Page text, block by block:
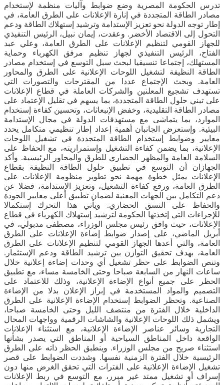
تدرس الحكومة المصرية وضع ضوابط وآليات منظمة لإستخدام
مصادر الطاقة المتجددة في إنارة الإعلانات على الطرق العامة، في
إطار توجه الدولة نحو تعزيز الإستدامة وترشيد إستهلاك الطاقة ودعم
التحول إلى الاقتصاد الأخضر. وعقدت، إيمان نبيل، الرئيس التنفيذي
للجهاز القومي لتنظيم الإعلانات على الطرق العامة، وعلي عبد
الفتاح، الرئيس التنفيذي لجهاز تنظيم مرفق الكهرباء وحماية
المستهلك، إجتماعا تنسيقيا لبحث سبل التوسع في إستخدام مصادر
الطاقة النظيفة لتشغيل اللوحات الإعلانية على الطرق والمحاور
العامة. وبحث الإجتماع عددا من المقترحات والتصورات التي
تستهدف تشجيع المعلنين والشركات العاملة في قطاع الإعلانات
على تبني حلول الطاقة المتجددة، بما يسهم في تقليل الإعتماد على
مصادر الطاقة التقليدية، وخفض الإنبعاثات، وتحسين كفاءة إستخدام
الموارد، بما يتماشى مع مستهدفات الدولة في مجال الإستدامة
البيئية. وإستعرض الجانبان أهمية إعداد إطار تنظيمي متكامل يحدد
معايير وضوابط إستخدام الطاقة المتجددة في تشغيل اللوحات
الإعلانية، بما يضمن كفاءة التشغيل وإستمراريته، مع الحفاظ على
السلامة العامة والمظهر الحضاري للطرق والمحاور الرئيسية. وأكد
الجهازان أن التوسع في تطبيق حلول الطاقة النظيفة بقطاع
الإعلانات يمثل خطوة مهمة نحو تطوير منظومة الإعلانات على
الطرق العامة، ورفع كفاءة التشغيل، وتعزيز الإستدامة، فضلا عن
دعم التكامل بين الجهات المعنية لضمان تطبيق أعلى معايير الجودة
والحفاظ على النسق الحضاري. ويأتي هذا التحرك إستكمالا
للإجراءات التي إتخذتها الحكومة لترشيد إستهلاك الكهرباء في قطاع
الإعلانات، حيث وافق رئيس مجلس الوزراء، مصطفى مدبولي، في
أبريل الماضي، على إصدار ضوابط إضاءة الإعلانات على الطرق
العامة، والتي أعدها الجهاز القومي لتنظيم الإعلانات على الطرق
العامة، بهدف تحقيق التوازن بين ترشيد الطاقة ودعم الإستثمار.
وتنص الضوابط على حظر تشغيل أي وحدات إضاءة إعلانية خلال
ساعات النهار من السابعة صباحا وحتى الخامسة مساء، مع تطبيق
الحظر على جميع أنواع الإضاءة الإعلانية، وذلك للاعتماد على
التصميم والمواد المستخدمة في إبراز الإعلان بدلا من الإضاءة
الصناعية. وتحظر الضوابط إستخدام الإضاءة الإعلانية على الطرق
الداخلية خلال الفترة من منتصف الليل وحتى الخامسة صباحا،
ويشمل ذلك اللوحات الإعلانية والشاشات الرقمية وواجهات المحال
التجارية وسائر عناصر الإضاءة الإعلانية، مع استثناء الإعلانات
الواقعة داخل المناطق السياحية أو المناطق التي يصدر بشأنها
استثناء صريح من مجلس الوزراء. وينطبق الحظر ذاته على الطرق
الرئيسية خلال الفترة الزمنية نفسها. وشددت الضوابط على قصر
تشغيل الإضاءة الإعلانية على الفترات التي تحقق الغرض منها دون
إسراف أو تشغيل ممتد غير مبرر، مع التوسع في ربط الإعلانات